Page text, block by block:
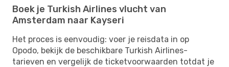
Boek je Turkish Airlines vlucht van
Amsterdam naar Kayseri
Het proces is eenvoudig: voer je reisdata in op
Opodo, bekijk de beschikbare Turkish Airlines-
tarieven en vergelijk de ticketvoorwaarden totdat je